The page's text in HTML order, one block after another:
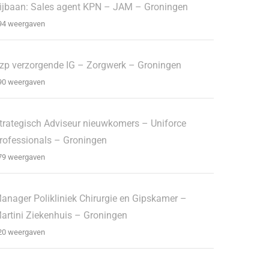
Sales agent KPN – JAM – Groningen
weergaven
verzorgende IG – Zorgwerk – Groningen
weergaven
Adviseur nieuwkomers – Uniforce
– Groningen
weergaven
Polikliniek Chirurgie en Gipskamer –
Ziekenhuis – Groningen
weergaven